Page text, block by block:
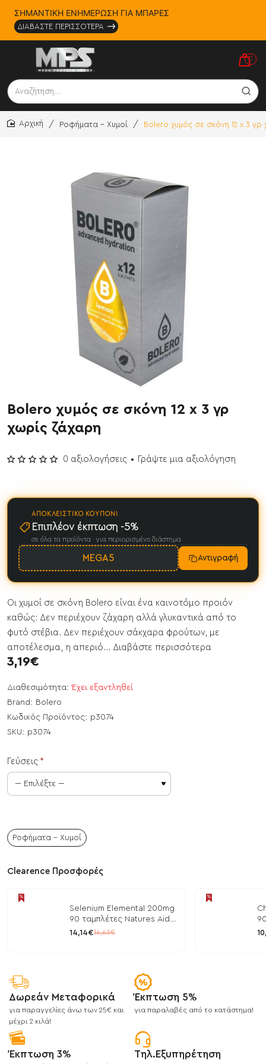
ΣΗΜΑΝΤΙΚΗ ΕΝΗΜΕΡΩΣΗ ΓΙΑ ΜΠΑΡΕΣ
ΔΙΑΒΑΣΤΕ ΠΕΡΙΣΣΟΤΕΡΑ
0
Αναζήτηση...
Ροφήματα - Χυμοί Bolero χυμός σε σκόνη 12 x 3 γρ
Έχει εξαντληθεί
Bolero χυμός σε σκόνη 12 x 3 γρ
χωρίς ζάχαρη
Διαθεσιμότητα: Έχει εξαντληθεί
Brand: Bolero
Κωδικός Προϊόντος: p3074
SKU: p3074
0 αξιολογήσεις • Γράψτε μια αξιολόγηση
3,19€
Γεύσεις
ΑΠΟΚΛΕΙΣΤΙΚΌ ΚΟΥΠΌΝΙ
Επιπλέον έκπτωση -5%
σε όλα τα προϊόντα · για περιορισμένο διάστημα
MEGA5 Αντιγραφή
Οι χυμοί σε σκόνη Bolero είναι ένα καινοτόμο προιόν
καθώς: Δεν περιέχουν ζάχαρη αλλά γλυκαντικά από το
φυτό στέβια. Δεν περιέχουν σάκχαρα φρούτων, με
αποτέλεσμα, η απεριό... Διαβάστε περισσότερα
Ροφήματα - Χυμοί
Clearence Προσφορές
Selenium Elemental 200mg
90 ταμπλέτες Natures Aid
/ Μέταλλα
14,14€16,63€
/
Δωρεάν Μεταφορικά
για παραγγελίες άνω των 25€ και
μέχρι 2 κιλά!
Έκπτωση 5%
για παραλαβές από το κατάστημα!
Έκπτωση 3% Τηλ.Εξυπηρέτηση